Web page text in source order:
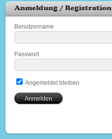
Anmeldung / Registration
Benutzername
Passwort
Angemeldet bleiben